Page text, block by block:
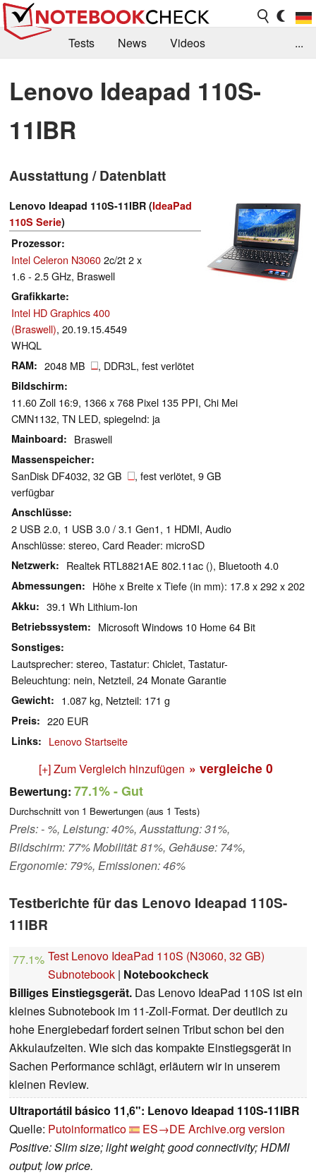
Tests News
Videos
Kaufberatung
Deals Suche
Jobs
Forum
...
Lenovo Ideapad 110S-
11IBR
Ausstattung / Datenblatt
Lenovo Ideapad 110S-11IBR (IdeaPad
110S Serie)
Prozessor
Intel Celeron N30602c/2t 2 x
1.6 - 2.5 GHz, Braswell
Grafikkarte
Intel HD Graphics 400
(Braswell), 20.19.15.4549
WHQL
RAM 2048 MB , DDR3L, fest verlötet
Bildschirm
11.60 Zoll 16:9, 1366 x 768 Pixel 135 PPI, Chi Mei
CMN1132, TN LED, spiegelnd: ja
Mainboard Braswell
Massenspeicher
SanDisk DF4032, 32 GB
, fest verlötet, 9 GB
verfügbar
Anschlüsse
2 USB 2.0, 1 USB 3.0 / 3.1 Gen1, 1 HDMI, Audio
Anschlüsse: stereo, Card Reader: microSD
Netzwerk Realtek RTL8821AE 802.11ac (), Bluetooth 4.0
Abmessungen Höhe x Breite x Tiefe (in mm): 17.8 x 292 x 202
Akku 39.1 Wh Lithium-Ion
Betriebssystem Microsoft Windows 10 Home 64 Bit
Sonstiges
Lautsprecher: stereo, Tastatur: Chiclet, Tastatur-
Beleuchtung: nein, Netzteil, 24 Monate Garantie
Gewicht 1.087 kg, Netzteil: 171 g
Preis 220 EUR
Links Lenovo Startseite
[+] Zum Vergleich hinzufügen » vergleiche 0
Bewertung: 77.1%- Gut
Durchschnitt von 1 Bewertungen (aus 1 Tests)
Preis: - %, Leistung: 40%, Ausstattung: 31%,
Bildschirm: 77% Mobilität: 81%, Gehäuse: 74%,
Ergonomie: 79%, Emissionen: 46%
Testberichte für das Lenovo Ideapad 110S-
11IBR
77.1% Test Lenovo IdeaPad 110S (N3060, 32 GB)
Subnotebook | Notebookcheck
Billiges Einstiegsgerät. Das Lenovo IdeaPad 110S ist ein
kleines Subnotebook im 11-Zoll-Format. Der deutlich zu
hohe Energiebedarf fordert seinen Tribut schon bei den
Akkulaufzeiten. Wie sich das kompakte Einstiegsgerät in
Sachen Performance schlägt, erläutern wir in unserem
kleinen Review.
Ultraportátil básico 11,6": Lenovo Ideapad 110S-11IBR
Quelle: Putoinformatico ES→DE Archive.org version
Positive: Slim size; light weight; good connectivity; HDMI
output; low price.